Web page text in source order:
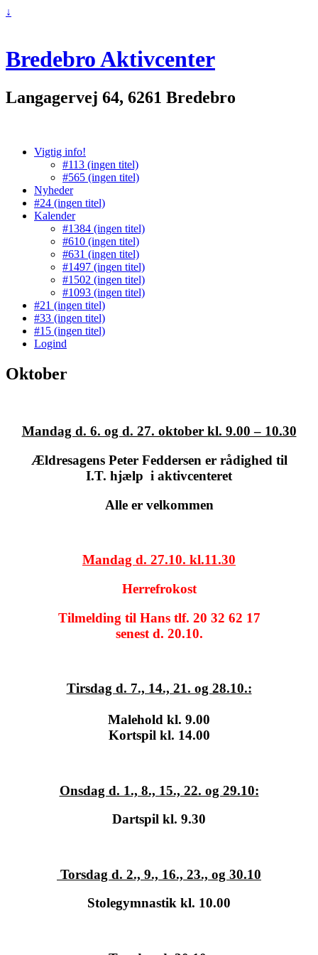
↓
Bredebro Aktivcenter
Langagervej 64, 6261 Bredebro
Vigtig info!
#113 (ingen titel)
#565 (ingen titel)
Nyheder
#24 (ingen titel)
Kalender
#1384 (ingen titel)
#610 (ingen titel)
#631 (ingen titel)
#1497 (ingen titel)
#1502 (ingen titel)
#1093 (ingen titel)
#21 (ingen titel)
#33 (ingen titel)
#15 (ingen titel)
Logind
Oktober
Mandag d. 6. og d. 27. oktober kl. 9.00 – 10.30
Ældresagens Peter Feddersen er rådighed til
I.T. hjælp i aktivcenteret
Alle er velkommen
Mandag d. 27.10. kl.11.30
Herrefrokost
Tilmelding til Hans tlf. 20 32 62 17
senest d. 20.10.
Tirsdag d. 7., 14., 21. og 28.10.:
Malehold kl. 9.00
Kortspil kl. 14.00
Onsdag d. 1., 8., 15., 22. og 29.10:
Dartspil kl. 9.30
Torsdag d. 2., 9., 16., 23., og 30.10
Stolegymnastik kl. 10.00